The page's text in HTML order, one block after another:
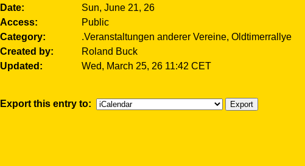
Date
Sun, June 21, 26
Access
Public
Category
.Veranstaltungen anderer Vereine, Oldtimerrallye
Created by
Roland Buck
Updated
Wed, March 25, 26 11:42 CET
Export this entry to: